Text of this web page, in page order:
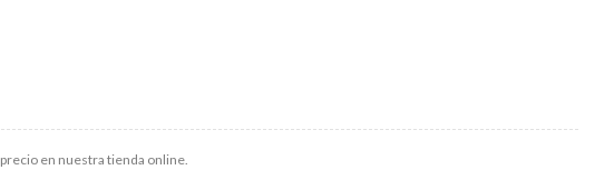
en nuestra tienda online.